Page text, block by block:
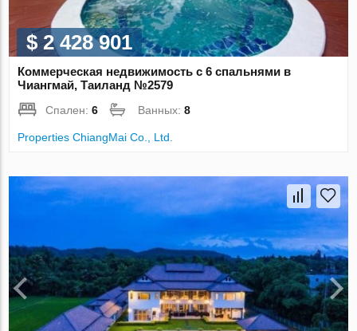
$ 2 428 901
Коммерческая недвижимость с 6 спальнями в
Чиангмай, Таиланд №2579
Спален:6 Ванных:8
Properties ChiangMai Co., Ltd.